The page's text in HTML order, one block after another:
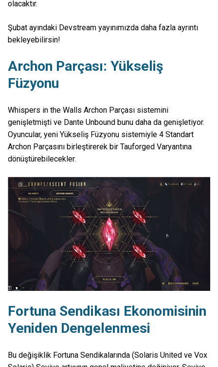
olacaktır.
Şubat ayındaki Devstream yayınımızda daha fazla ayrıntı
bekleyebilirsin!
Archon Parçası: Yükseliş
Füzyonu
Whispers in the Walls Archon Parçası sistemini
genişletmişti ve Dante Unbound bunu daha da genişletiyor.
Oyuncular, yeni Yükseliş Füzyonu sistemiyle 4 Standart
Archon Parçasını birleştirerek bir Tauforged Varyantına
dönüştürebilecekler.
Fortuna Sendikası Ekonomisinin
Yeniden Dengelenmesi
Bu değişiklik Fortuna Sendikalarında (Solaris United ve Vox